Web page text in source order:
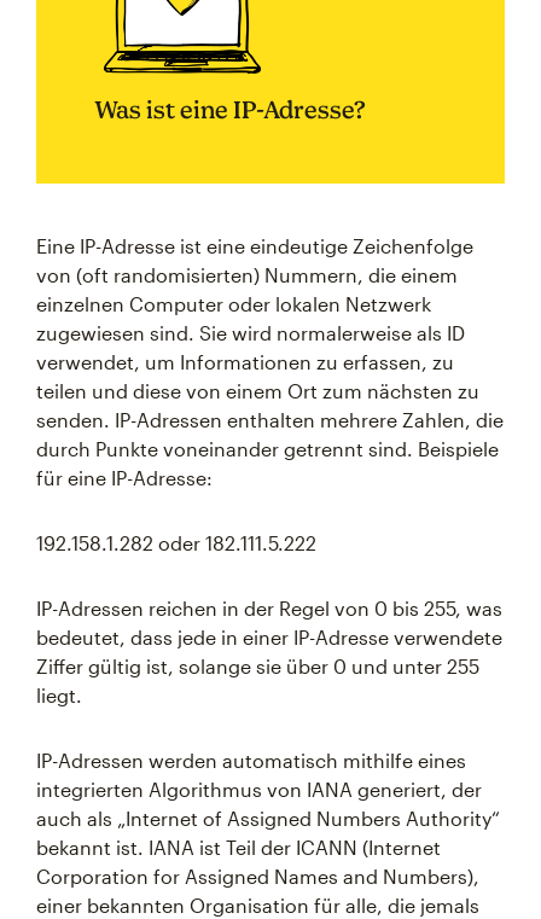
Was ist eine IP-Adresse?
Eine IP-Adresse ist eine eindeutige Zeichenfolge
von (oft randomisierten) Nummern, die einem
einzelnen Computer oder lokalen Netzwerk
zugewiesen sind. Sie wird normalerweise als ID
verwendet, um Informationen zu erfassen, zu
teilen und diese von einem Ort zum nächsten zu
senden. IP-Adressen enthalten mehrere Zahlen, die
durch Punkte voneinander getrennt sind. Beispiele
für eine IP-Adresse:
192.158.1.282 oder 182.111.5.222
IP-Adressen reichen in der Regel von 0 bis 255, was
bedeutet, dass jede in einer IP-Adresse verwendete
Ziffer gültig ist, solange sie über 0 und unter 255
liegt.
IP-Adressen werden automatisch mithilfe eines
integrierten Algorithmus von IANA generiert, der
auch als „Internet of Assigned Numbers Authority“
bekannt ist. IANA ist Teil der ICANN (Internet
Corporation for Assigned Names and Numbers),
einer bekannten Organisation für alle, die jemals